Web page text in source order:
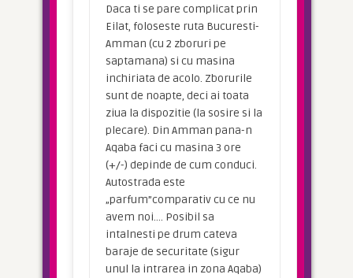
Daca ti se pare complicat prin
Eilat, foloseste ruta Bucuresti-
Amman (cu 2 zboruri pe
saptamana) si cu masina
inchiriata de acolo. Zborurile
sunt de noapte, deci ai toata
ziua la dispozitie (la sosire si la
plecare). Din Amman pana-n
Aqaba faci cu masina 3 ore
(+/-) depinde de cum conduci.
Autostrada este
„parfum”comparativ cu ce nu
avem noi…. Posibil sa
intalnesti pe drum cateva
baraje de securitate (sigur
unul la intrarea in zona Aqaba)